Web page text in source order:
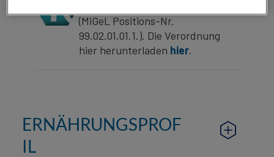
(MiGeL Positions-Nr.
99.02.01.01.1.). Die Verordnung
hier herunterladen hier.
ERNÄHRUNGSPROF
IL